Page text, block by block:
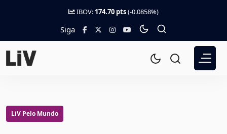
IBOV: 174.70 pts(-0.0858%)
Siga
LiV Pelo Mundo